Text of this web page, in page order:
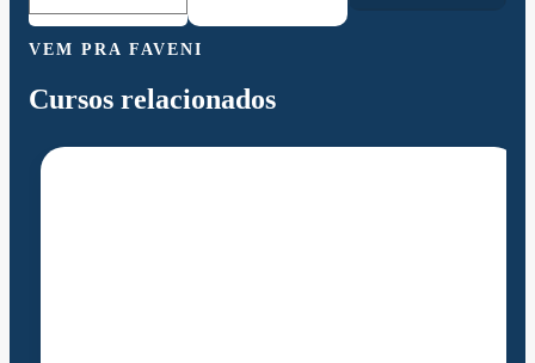
VEM PRA FAVENI
Cursos relacionados